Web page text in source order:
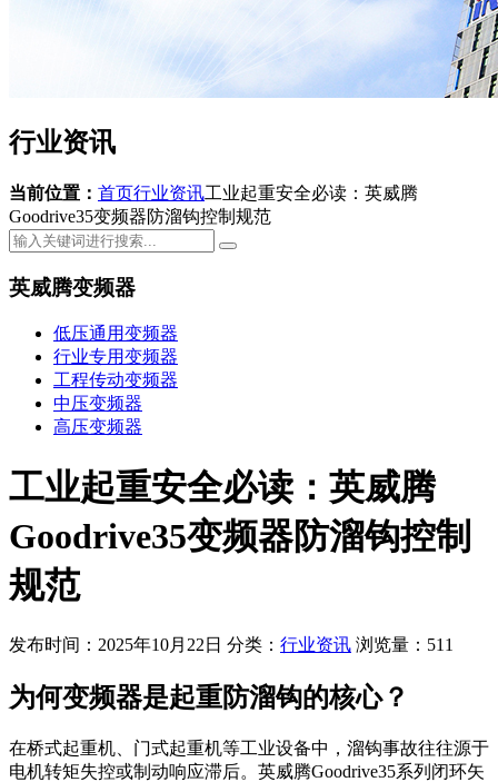
行业资讯
当前位置： 首页行业资讯工业起重安全必读：英威腾
Goodrive35变频器防溜钩控制规范
英威腾变频器
低压通用变频器
行业专用变频器
工程传动变频器
中压变频器
高压变频器
工业起重安全必读：英威腾
Goodrive35变频器防溜钩控制
规范
发布时间：2025年10月22日 分类： 行业资讯 浏览量：511
为何变频器是起重防溜钩的核心？
在桥式起重机、门式起重机等工业设备中，溜钩事故往往源于
电机转矩失控或制动响应滞后。英威腾Goodrive35系列闭环矢